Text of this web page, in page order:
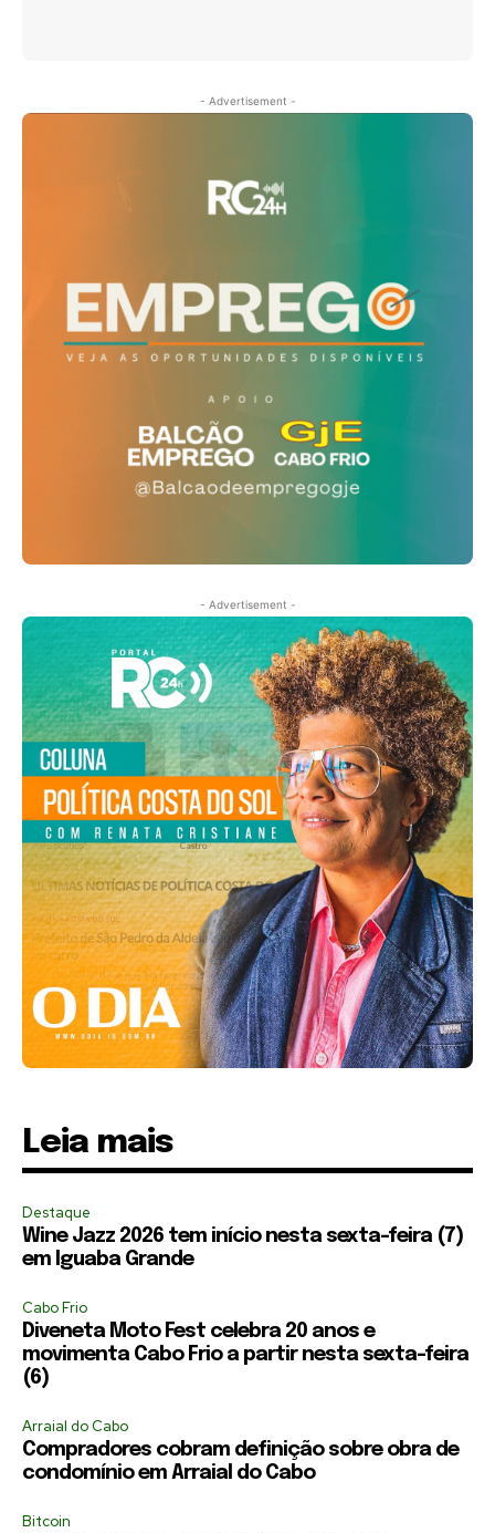
- Advertisement -
- Advertisement -
Leia mais
Destaque
Wine Jazz 2026 tem início nesta sexta-feira (7)
em Iguaba Grande
Cabo Frio
Diveneta Moto Fest celebra 20 anos e
movimenta Cabo Frio a partir nesta sexta-feira
(6)
Arraial do Cabo
Compradores cobram definição sobre obra de
condomínio em Arraial do Cabo
Bitcoin